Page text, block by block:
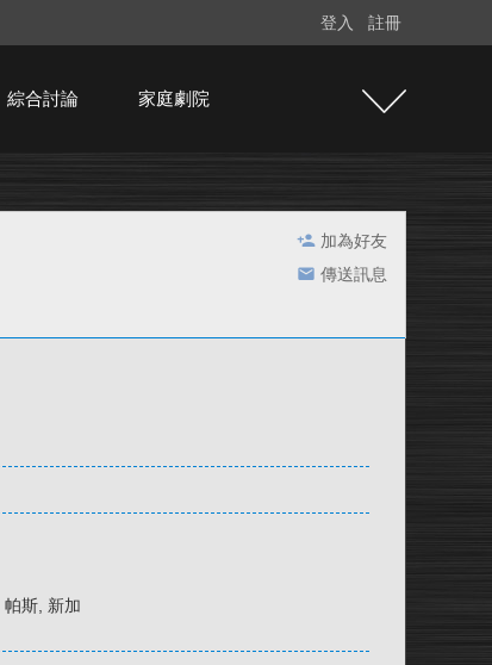
登入 註冊
綜合討論 家庭劇院
加為好友
傳送訊息
斯, 新加